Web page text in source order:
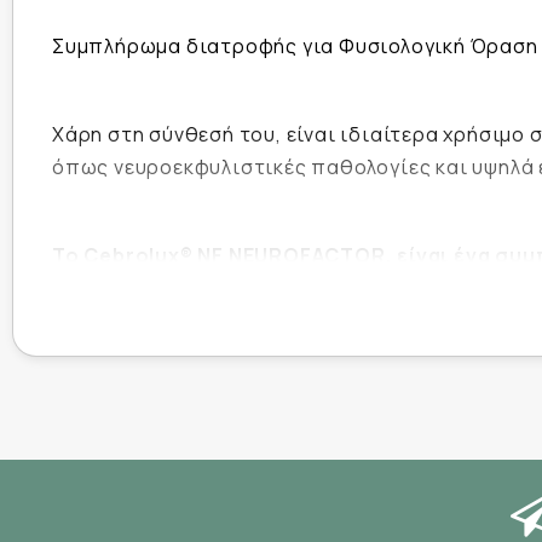
Συμπλήρωμα διατροφής για Φυσιολογική Όραση
Χάρη στη σύνθεσή του, είναι ιδιαίτερα
όπως νευροεκφυλιστικές παθολογίες και
Χάρη στη σύνθεσή του, είναι
Cebrolux® NF NeuroFactor περιέχει